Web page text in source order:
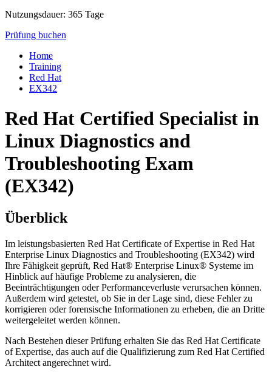
Nutzungsdauer: 365 Tage
Prüfung buchen
Home
Training
Red Hat
EX342
Red Hat Certified Specialist in
Linux Diagnostics and
Troubleshooting Exam
(EX342)
Überblick
Im leistungsbasierten Red Hat Certificate of Expertise in Red Hat
Enterprise Linux Diagnostics and Troubleshooting (EX342) wird
Ihre Fähigkeit geprüft, Red Hat® Enterprise Linux® Systeme im
Hinblick auf häufige Probleme zu analysieren, die
Beeinträchtigungen oder Performanceverluste verursachen können.
Außerdem wird getestet, ob Sie in der Lage sind, diese Fehler zu
korrigieren oder forensische Informationen zu erheben, die an Dritte
weitergeleitet werden können.
Nach Bestehen dieser Prüfung erhalten Sie das Red Hat Certificate
of Expertise, das auch auf die Qualifizierung zum Red Hat Certified
Architect angerechnet wird.